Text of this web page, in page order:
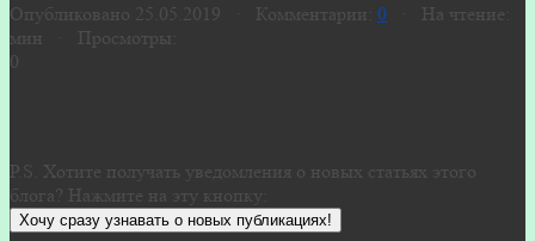
Опубликовано 25.05.2019 · Комментарии: 0 · На чтение:
мин · Просмотры:
0
P.S. Хотите получать уведомления о новых статьях этого
блога? Нажмите на эту кнопку:
Хочу сразу узнавать о новых публикациях!